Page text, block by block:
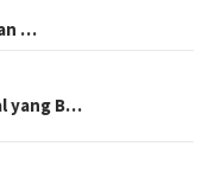
…
yang B…